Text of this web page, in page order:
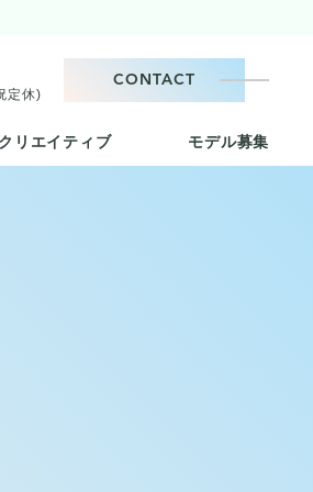
定休)
CONTACT
クリエイティブ モデル募集